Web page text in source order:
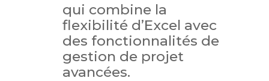
qui combine la
flexibilité d’Excel avec
des fonctionnalités de
gestion de projet
avancées.